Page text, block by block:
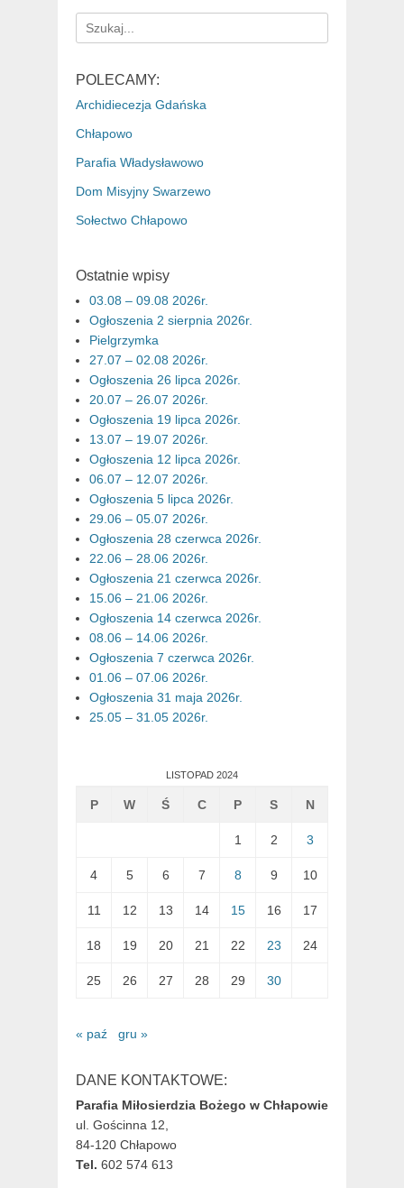
Search
for:
POLECAMY:
Archidiecezja Gdańska
Chłapowo
Parafia Władysławowo
Dom Misyjny Swarzewo
Sołectwo Chłapowo
Ostatnie wpisy
03.08 – 09.08 2026r.
Ogłoszenia 2 sierpnia 2026r.
Pielgrzymka
27.07 – 02.08 2026r.
Ogłoszenia 26 lipca 2026r.
20.07 – 26.07 2026r.
Ogłoszenia 19 lipca 2026r.
13.07 – 19.07 2026r.
Ogłoszenia 12 lipca 2026r.
06.07 – 12.07 2026r.
Ogłoszenia 5 lipca 2026r.
29.06 – 05.07 2026r.
Ogłoszenia 28 czerwca 2026r.
22.06 – 28.06 2026r.
Ogłoszenia 21 czerwca 2026r.
15.06 – 21.06 2026r.
Ogłoszenia 14 czerwca 2026r.
08.06 – 14.06 2026r.
Ogłoszenia 7 czerwca 2026r.
01.06 – 07.06 2026r.
Ogłoszenia 31 maja 2026r.
25.05 – 31.05 2026r.
LISTOPAD 2024
P W Ś C P S N
1 2 3
4 5 6 7 8 9 10
11 12 13 14 15 16 17
18 19 20 21 22 23 24
25 26 27 28 29 30
« paź gru »
DANE KONTAKTOWE:
Parafia Miłosierdzia Bożego w Chłapowie
ul. Gościnna 12,
84-120 Chłapowo
Tel. 602 574 613